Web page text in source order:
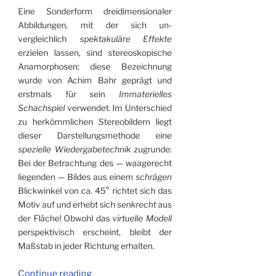
Eine Sonderform dreidimensionaler
Abbildungen, mit der sich un­
vergleichlich spektakuläre Effekte
erzielen lassen, sind stereoskopische
Anamorphosen; diese Bezeichnung
wurde von Achim Bahr geprägt und
erstmals für sein Immaterielles
Schachspiel verwendet. Im Unterschied
zu herkömmlichen Stereobildern liegt
dieser Darstellungsmethode eine
spezielle Wiedergabetechnikzugrunde:
Bei der Betrachtung des — waagerecht
liegenden — Bildes aus einemschrägen
Blickwinkel von ca. 45° richtet sich das
Motiv auf und erhebt sichsenkrechtaus
der Fläche! Obwohl das virtuelle Modell
perspektivisch erscheint, bleibt der
Maßstab in jeder Richtung erhalten.
Continue reading“Stereoskopische